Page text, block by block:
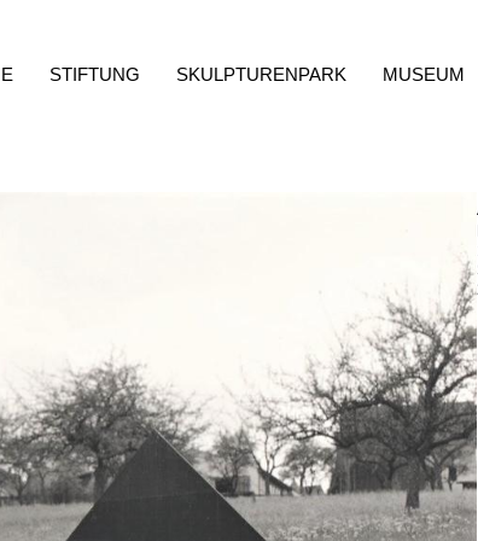
STIFTUNG SKULPTURENPARK MUSEUM